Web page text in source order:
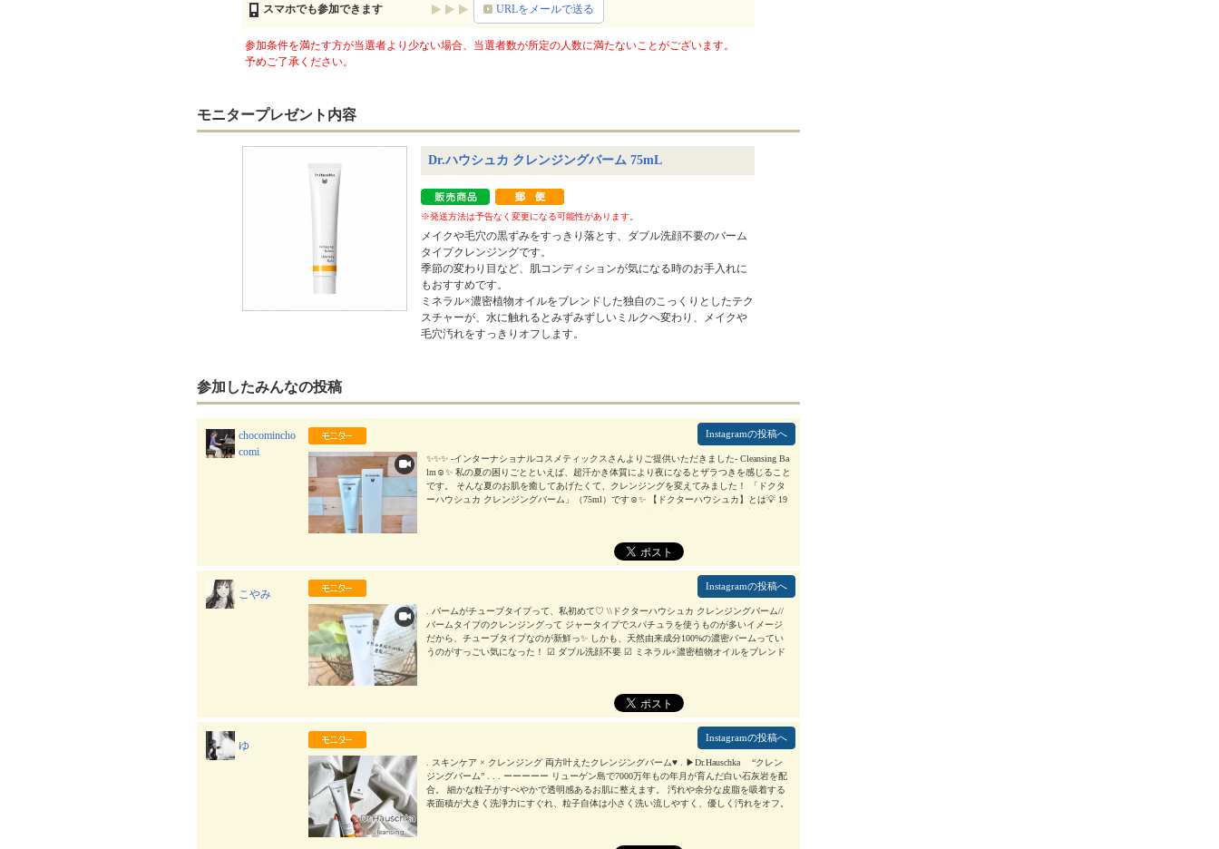
スマホでも参加できます URLをメールで送る
参加条件を満たす方が当選者より少ない場合、当選者数が所定の人数に満たないことがございます。
予めご了承ください。
モニタープレゼント内容
Dr.ハウシュカ クレンジングバーム 75mL
※発送方法は予告なく変更になる可能性があります。
メイクや毛穴の黒ずみをすっきり落とす、ダブル洗顔不要のバーム
タイプクレンジングです。
季節の変わり目など、肌コンディションが気になる時のお手入れに
もおすすめです。
ミネラル×濃密植物オイルをブレンドした独自のこっくりとしたテク
スチャーが、水に触れるとみずみずしいミルクへ変わり、メイクや
毛穴汚れをすっきりオフします。
参加したみんなの投稿
chocomincho
comi
✨✨✨ -インターナショナルコスメティックスさんよりご提供いただきました- Cleansing Ba
lm☺️✨ 私の夏の困りごとといえば、超汗かき体質により夜になるとザラつきを感じること
です。 そんな夏のお肌を癒してあげたくて、クレンジングを変えてみました！ 「ドクタ
ーハウシュカ クレンジングバーム」（75ml）です☺️✨ 【ドクターハウシュカ】とは💡 19
の突起物でチューブの出口の穴を開けるとか、現代日本の感覚とちょっと違う感じに胸が
アツくなりました😏 昔はこういうのいっぱいあったよね😏⁉️ テクスチャーはイメージし
ていたバームより、割とトロッとした感触です。 でもとても濃密なバーム。 乾いたお肌
に塗っていきます。 メイクの上に塗り広げていき、途中でちょっとぬるま湯を加えると
乳化してミルクに変わりふっと感触が軽くなります。 バームというとどうしても洗い上
がりが重くてW洗顔したくなるのですが、ミルクに変わって洗い流すからW洗顔不要です
👍 スッキリとしたハーブ系の香りをほんのり感じます。 メイクオフだけでなく朝晩の洗
顔料としても使えるそうなので、夏のお疲れ肌のお手入れに毎日とっても重宝しています
☺️✨ 【 #PR @drhauschkajapan 】 #drhauschka #クレンジングバーム #ダブル洗顔 #monipla #
Instagramの投稿へ
こやみ
. バームがチューブタイプって、私初めて♡ \\ドクターハウシュカ クレンジングバーム//
バームタイプのクレンジングって ジャータイプでスパチュラを使うものが多いイメージ
だから、チューブタイプなのが新鮮っ✨ しかも、天然由来成分100%の濃密バームってい
うのがすっごい気になった！ ☑ ダブル洗顔不要 ☑ ミネラル×濃密植物オイルをブレンド
`＊) メイクともなじませやすく、するんと落としやすい印象だったよ✨ 洗い上がりもしっ
とり♡ ダブル洗顔不要なのも、忙しい日の時短になるからよきー♪ チューブタイプだから
衛生的で、使いたい分だけサッと出せるのっていいよねー(ฅ>ω<ฅ) ドクターハウシュカさ
んは以前リップクリーム使ったことあるけどすっごい良くて、今回のバームもリップも濃
密さが違うというか保湿感がすごくて本当に好き(⁠ ⁠ꈍ⁠ᴗ⁠ꈍ⁠) #PR #drhauschka #クレンジングバ
ーム #ダブル洗顔 #monipla2026/08/05
Instagramの投稿へ
ゆ
. スキンケア × クレンジング 両方叶えたクレンジングバーム♥ . ▶Dr.Hauschka “クレン
ジングバーム” . . . ーーーーー リューゲン島で7000万年もの年月が育んだ白い石灰岩を配
合。 細かな粒子がすべやかで透明感あるお肌に整えます。 汚れや余分な皮脂を吸着する
表面積が大きく洗浄力にすぐれ、粒子自体は小さく洗い流しやすく、優しく汚れをオフ。
物オイルやエキスでお肌を洗いあげるクレンジングバーム。 ーーーーー . . すっかりドク
Instagramの投稿へ